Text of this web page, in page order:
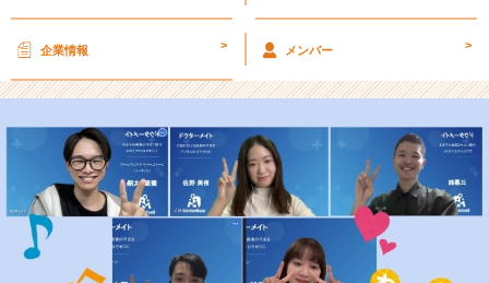
る、
色
イ
ン
タ
ー
ン
イ
企業情報 > メンバー >